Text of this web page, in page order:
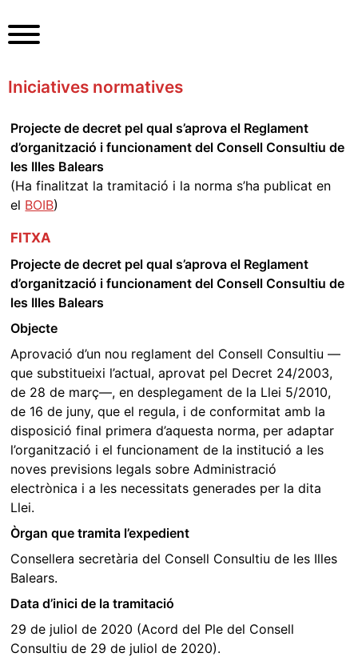
Iniciatives normatives
Projecte de decret pel qual s’aprova el Reglament
d’organització i funcionament del Consell Consultiu de
les Illes Balears
(Ha finalitzat la tramitació i la norma s’ha publicat en
el BOIB)
FITXA
Projecte de decret pel qual s’aprova el Reglament
d’organització i funcionament del Consell Consultiu de
les Illes Balears
Objecte
Aprovació d’un nou reglament del Consell Consultiu —
que substitueixi l’actual, aprovat pel Decret 24/2003,
de 28 de març—, en desplegament de la Llei 5/2010,
de 16 de juny, que el regula, i de conformitat amb la
disposició final primera d’aquesta norma, per adaptar
l’organització i el funcionament de la institució a les
noves previsions legals sobre Administració
electrònica i a les necessitats generades per la dita
Llei.
Òrgan que tramita l’expedient
Consellera secretària del Consell Consultiu de les Illes
Balears.
Data d’inici de la tramitació
29 de juliol de 2020 (Acord del Ple del Consell
Consultiu de 29 de juliol de 2020).